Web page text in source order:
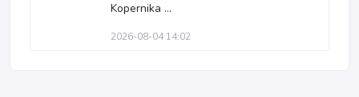
Kopernika ...
2026-08-04 14:02